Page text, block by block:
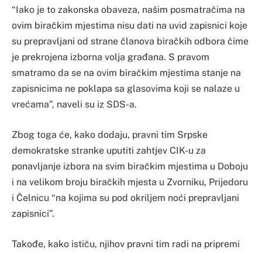
“Iako je to zakonska obaveza, našim posmatračima na
ovim biračkim mjestima nisu dati na uvid zapisnici koje
su prepravljani od strane članova biračkih odbora čime
je prekrojena izborna volja građana. S pravom
smatramo da se na ovim biračkim mjestima stanje na
zapisnicima ne poklapa sa glasovima koji se nalaze u
vrećama”, naveli su iz SDS-a.
Zbog toga će, kako dodaju, pravni tim Srpske
demokratske stranke uputiti zahtjev CIK-u za
ponavljanje izbora na svim biračkim mjestima u Doboju
i na velikom broju biračkih mjesta u Zvorniku, Prijedoru
i Čelnicu “na kojima su pod okriljem noći prepravljani
zapisnici”.
Takođe, kako ističu, njihov pravni tim radi na pripremi